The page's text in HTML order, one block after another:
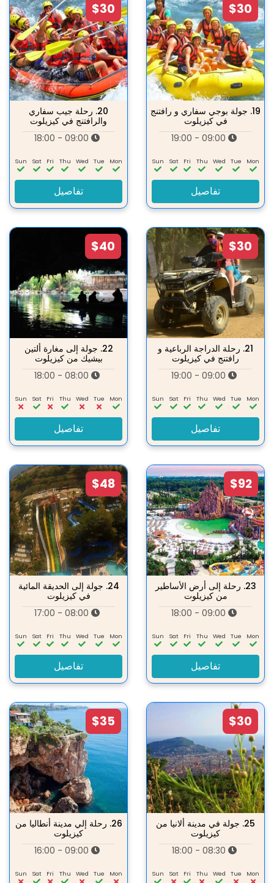
$30
19. جولة بوجي سفاري و رافتنج
في كيزيلوت
Mon
Tue
Wed
Thu
Fri
Sat
Sun
تفاصيل
$30
20. رحلة جيب سفاري
والرافتنج في كيزيلوت
Mon
Tue
Wed
Thu
Fri
Sat
Sun
تفاصيل
$30
21. رحلة الدراجة الرباعية و
رافتنج في كيزيلوت
Mon
Tue
Wed
Thu
Fri
Sat
Sun
تفاصيل
$40
22. جولة إلى مغارة ألتين
بيشيك من كيزيلوت
Mon
Tue
Wed
Thu
Fri
Sat
Sun
تفاصيل
$92
23. رحلة إلى أرض الأساطير
من كيزيلوت
Mon
Tue
Wed
Thu
Fri
Sat
Sun
تفاصيل
$48
24. جولة إلى الحديقة المائية
في كيزيلوت
Mon
Tue
Wed
Thu
Fri
Sat
Sun
تفاصيل
$30
25. جولة في مدينة ألانيا من
كيزيلوت
Mon
Tue
Wed
Thu
Fri
Sat
Sun
$35
26. رحلة إلي مدينة أنطاليا من
كيزيلوت
Mon
Tue
Wed
Thu
Fri
Sat
Sun